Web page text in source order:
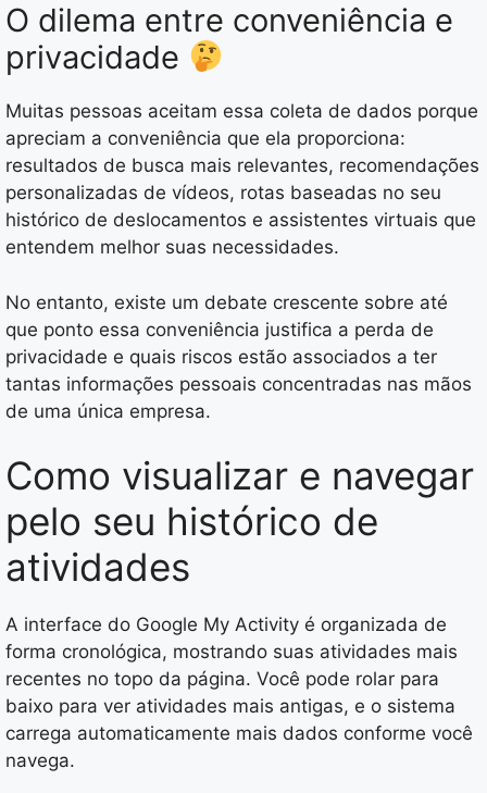
O dilema entre conveniência e
privacidade
Muitas pessoas aceitam essa coleta de dados porque
apreciam a conveniência que ela proporciona:
resultados de busca mais relevantes, recomendações
personalizadas de vídeos, rotas baseadas no seu
histórico de deslocamentos e assistentes virtuais que
entendem melhor suas necessidades.
No entanto, existe um debate crescente sobre até
que ponto essa conveniência justifica a perda de
privacidade e quais riscos estão associados a ter
tantas informações pessoais concentradas nas mãos
de uma única empresa.
Como visualizar e navegar
pelo seu histórico de
atividades
A interface do Google My Activity é organizada de
forma cronológica, mostrando suas atividades mais
recentes no topo da página. Você pode rolar para
baixo para ver atividades mais antigas, e o sistema
carrega automaticamente mais dados conforme você
navega.